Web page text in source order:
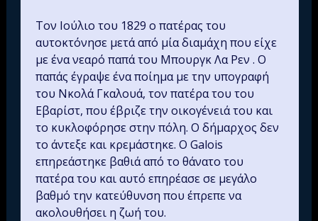
Τον Ιούλιο του 1829 ο πατέρας του
αυτοκτόνησε μετά από μία διαμάχη που είχε
με ένα νεαρό παπά του Μπουργκ Λα Ρεν . Ο
παπάς έγραψε ένα ποίημα με την υπογραφή
του Νκολά Γκαλουά, τον πατέρα του του
Εβαρίστ, που έβριζε την οικογένειά του και
το κυκλοφόρησε στην πόλη. Ο δήμαρχος δεν
το άντεξε και κρεμάστηκε. Ο Galois
επηρεάστηκε βαθιά από το θάνατο του
πατέρα του και αυτό επηρέασε σε μεγάλο
βαθμό την κατεύθυνση που έπρεπε να
ακολουθήσει η ζωή του.